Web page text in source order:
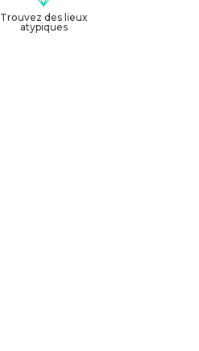
Trouvez des lieux
atypiques